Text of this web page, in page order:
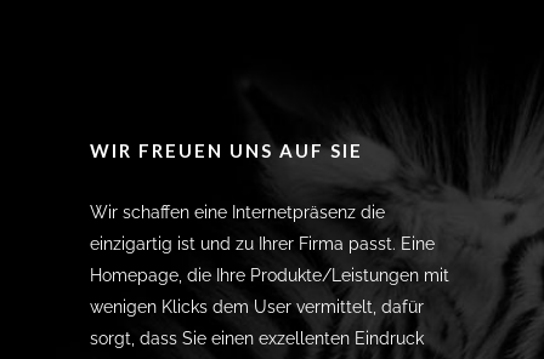
WIR FREUEN UNS AUF SIE
Wir schaffen eine Internetpräsenz die
einzigartig ist und zu Ihrer Firma passt. Eine
Homepage, die Ihre Produkte/Leistungen mit
wenigen Klicks dem User vermittelt, dafür
sorgt, dass Sie einen exzellenten Eindruck